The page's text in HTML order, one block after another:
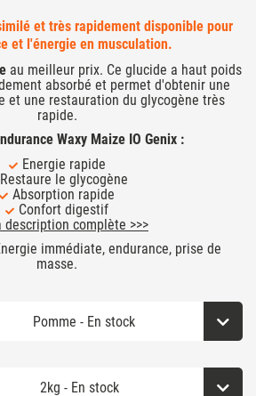
et très rapidement disponible pour
et l'énergie en musculation.
au meilleur prix. Ce glucide a haut poids
absorbé et permet d'obtenir une
et une restauration du glycogène très
rapide.
Waxy Maize IO Genix :
Energie rapide
Restaure le glycogène
Absorption rapide
Confort digestif
description complète >>>
immédiate, endurance, prise de
masse.